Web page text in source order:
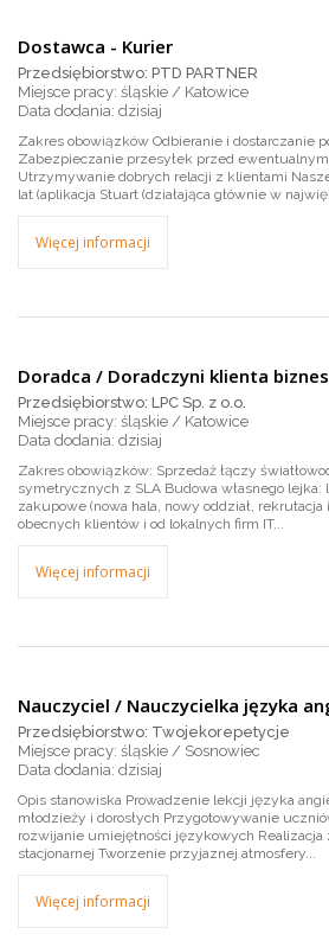
Dostawca - Kurier
Przedsiębiorstwo: PTD PARTNER
Miejsce pracy: śląskie / Katowice
dzisiaj
Zakres obowiązków Odbieranie i dostarczanie
Zabezpieczanie przesyłek przed
Utrzymywanie dobrych relacji z klientami
lat (aplikacja Stuart (działająca głównie w
Więcej informacji
Doradca / Doradczyni klienta
Przedsiębiorstwo: LPC Sp. z o.o.
Miejsce pracy: śląskie / Katowice
dzisiaj
Zakres obowiązków: Sprzedaż łączy
symetrycznych z SLA Budowa własnego lejka:
zakupowe (nowa hala, nowy oddział, rekrutacja
obecnych klientów i od lokalnych firm IT...
Więcej informacji
Nauczyciel / Nauczycielka języka
Przedsiębiorstwo: Twojekorepetycje
Miejsce pracy: śląskie / Sosnowiec
dzisiaj
Opis stanowiska Prowadzenie lekcji języka
młodzieży i dorosłych Przygotowywanie
rozwijanie umiejętności językowych
stacjonarnej Tworzenie przyjaznej atmosfery...
Więcej informacji